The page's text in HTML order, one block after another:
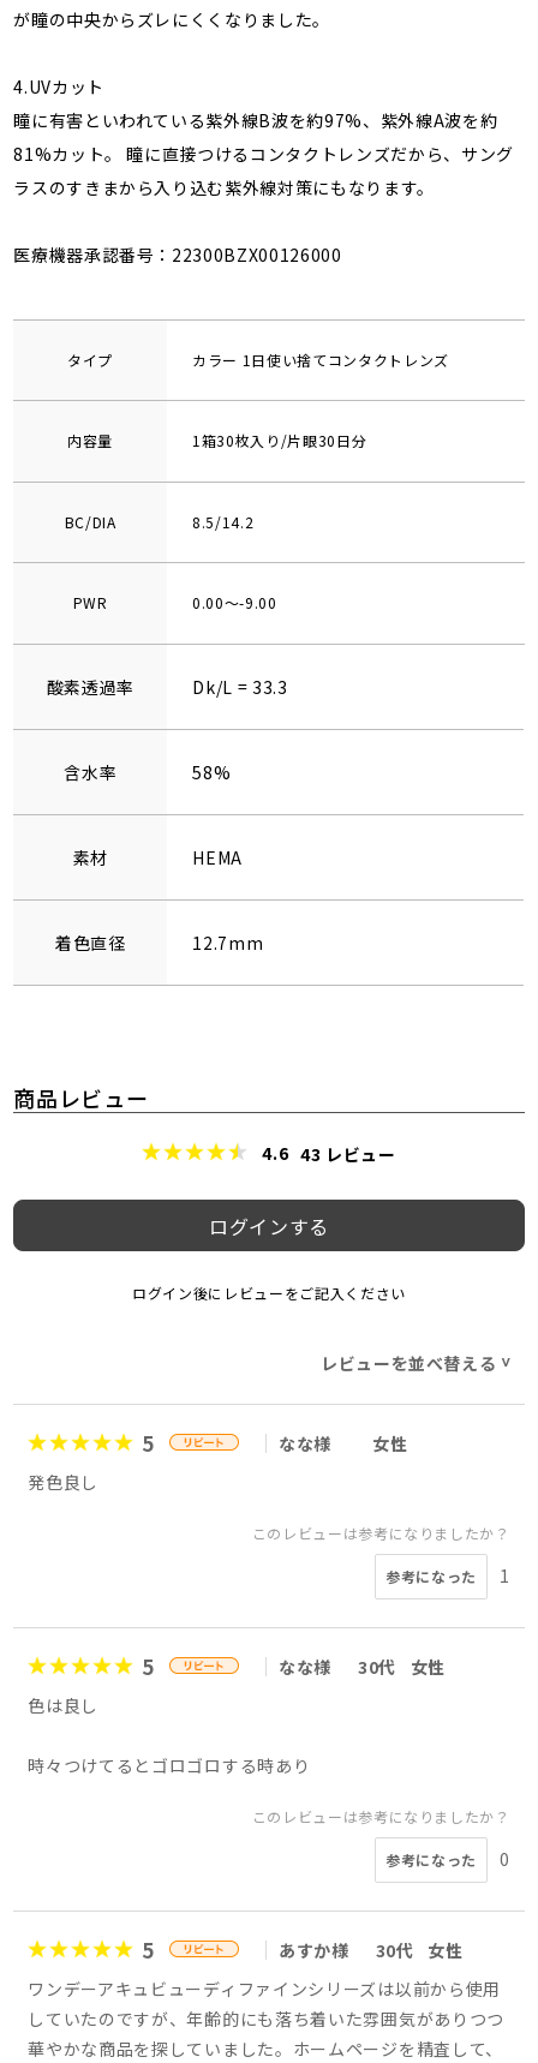
が瞳の中央からズレにくくなりました。
4.UVカット
瞳に有害といわれている紫外線B波を約97%、紫外線A波を約
81%カット。 瞳に直接つけるコンタクトレンズだから、サング
ラスのすきまから入り込む紫外線対策にもなります。
医療機器承認番号：22300BZX00126000
タイプ カラー 1日使い捨てコンタクトレンズ
内容量 1箱30枚入り/片眼30日分
BC/DIA 8.5/14.2
PWR 0.00～-9.00
酸素透過率 Dk/L = 33.3
含水率 58%
素材 HEMA
着色直径 12.7mm
商品レビュー
4.6 43 レビュー
ログインする
ログイン後にレビューをご記入ください
レビューを並べ替える>
5 なな様
女性
発色良し
このレビューは参考になりましたか？
参考になった 1
5 なな様 30代
女性
色は良し
時々つけてるとゴロゴロする時あり
このレビューは参考になりましたか？
参考になった 0
5 あすか様 30代
女性
ワンデーアキュビューディファインシリーズは以前から使用
していたのですが、年齢的にも落ち着いた雰囲気がありつつ
華やかな商品を探していました。ホームページを精査して、